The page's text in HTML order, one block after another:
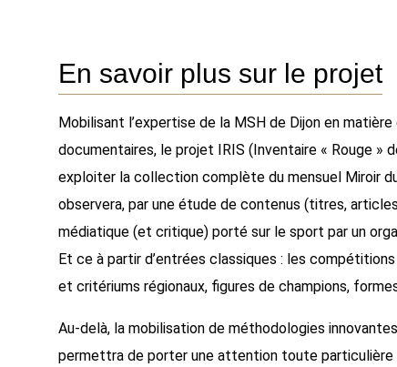
En savoir plus sur le projet
Mobilisant l’expertise de la MSH de Dijon en
documentaires, le projet IRIS (Inventaire « Rouge »
exploiter la collection complète du mensuel Miroir
observera, par une étude de contenus (titres,
médiatique (et critique) porté sur le sport par un
Et ce à partir d’entrées classiques : les
et critériums régionaux, figures de champions,
Au-delà, la mobilisation de méthodologies
permettra de porter une attention toute particulière